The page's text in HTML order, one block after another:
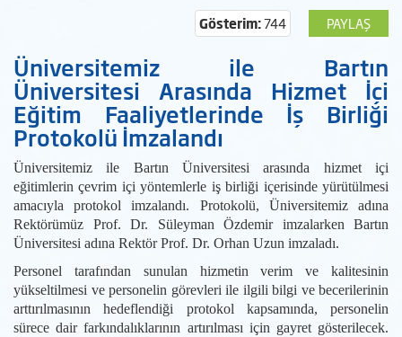
PAYLAŞ
Gösterim:744
Üniversitemiz ile Bartın
Üniversitesi Arasında Hizmet İçi
Eğitim Faaliyetlerinde İş Birliği
Protokolü İmzalandı
Üniversitemiz ile Bartın Üniversitesi arasında hizmet içi
eğitimlerin çevrim içi yöntemlerle iş birliği içerisinde yürütülmesi
amacıyla protokol imzalandı. Protokolü, Üniversitemiz adına
Rektörümüz Prof. Dr. Süleyman Özdemir imzalarken Bartın
Üniversitesi adına Rektör Prof. Dr. Orhan Uzun imzaladı.
Personel tarafından sunulan hizmetin verim ve kalitesinin
yükseltilmesi ve personelin görevleri ile ilgili bilgi ve becerilerinin
arttırılmasının hedeflendiği protokol kapsamında, personelin
sürece dair farkındalıklarının artırılması için gayret gösterilecek.